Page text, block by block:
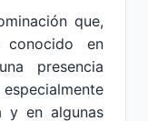
que,
conocido en
presencia
y en algunas